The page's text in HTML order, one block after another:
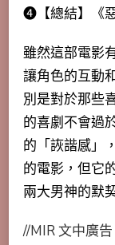
➍【總結】《
雖然這部電影
讓角色的互動
別是對於那些
的喜劇不會過
的「詼諧感」
的電影，但它
兩大男神的默
//MIR 文中廣告